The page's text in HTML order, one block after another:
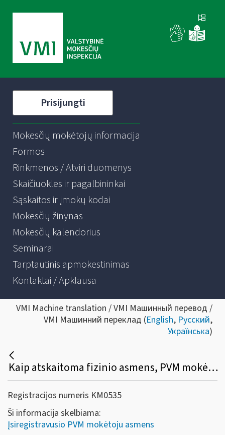
Prisijungti
Mokesčių mokėtojų informacija
Formos
Rinkmenos / Atviri duomenys
Skaičiuoklės ir pagalbininkai
Sąskaitos ir įmokų kodai
Mokesčių žinynas
Mokesčių kalendorius
Seminarai
Tarptautinis apmokestinimas
Kontaktai / Apklausa
VMI Machine translation / VMI Машинный перевод /
VMI Машинний переклад (English, Русский,
Українська)
Kaip atskaitoma fizinio asmens, PVM mokėtojo, įsigyto ilgalaikio turto, prekių (paslaugų), susijusių su gyvenamojo namo, buto, kito pastato ar statinio eksploatavimu, pirkimo PVM?
Registracijos numeris KM0535
Ši informacija skelbiama:
Įsiregistravusio PVM mokėtoju asmens